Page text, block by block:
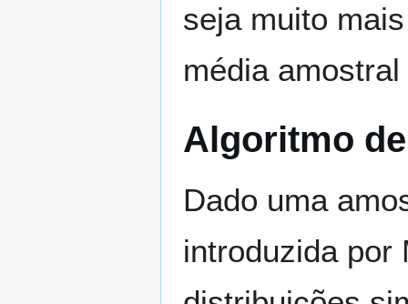
seja muito
média
Algoritmo
Dado uma
introduzida por